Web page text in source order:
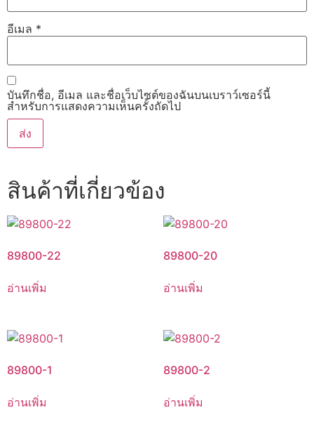
อีเมล *
บันทึกชื่อ, อีเมล และชื่อเว็บไซต์ของฉันบนเบราว์เซอร์นี้
สำหรับการแสดงความเห็นครั้งถัดไป
สินค้าที่เกี่ยวข้อง
89800-22
อ่านเพิ่ม
89800-20
อ่านเพิ่ม
89800-1
อ่านเพิ่ม
89800-2
อ่านเพิ่ม